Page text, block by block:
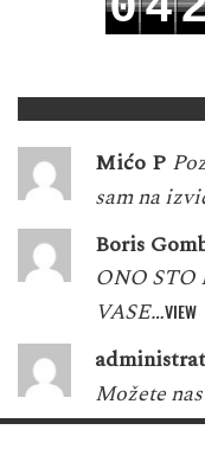
Mićo P
sam na
Boris
ONO STO
VASE…VIEW
Možete